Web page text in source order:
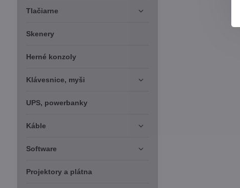
Tlačiarne
Skenery
Herné konzoly
Klávesnice, myši
UPS, powerbanky
Káble
Software
Projektory a plátna